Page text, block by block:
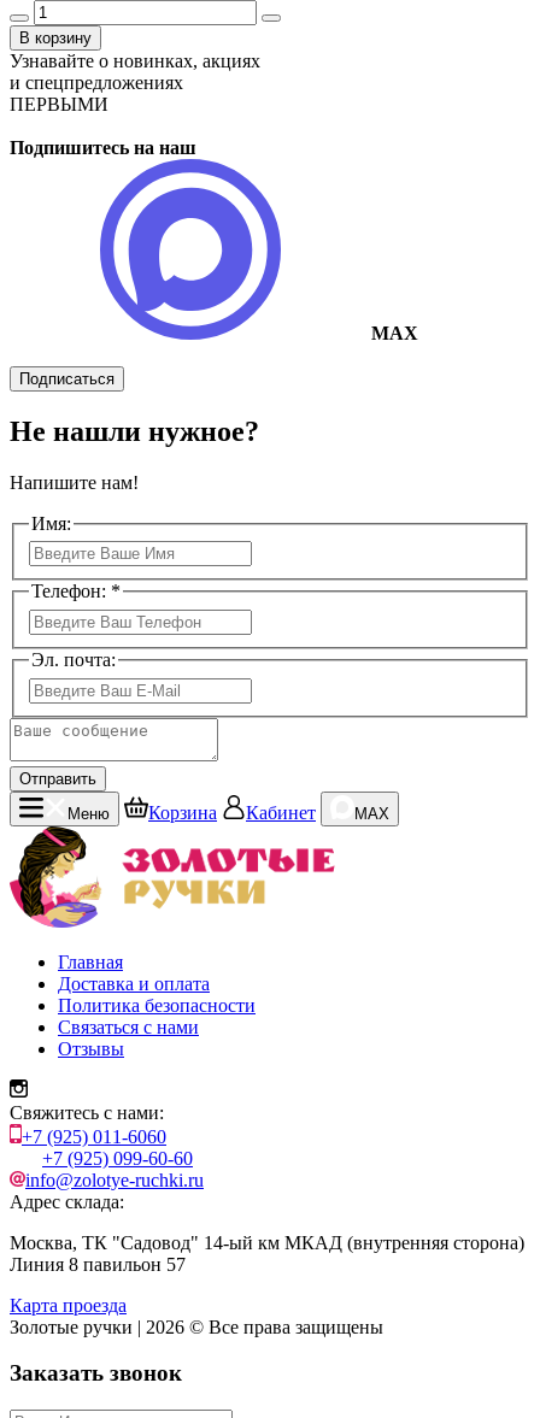
В корзину
Узнавайте о новинках, акциях
и спецпредложениях
ПЕРВЫМИ
Подпишитесь на наш
MAX
Подписаться
Не нашли нужное?
Напишите нам!
Имя:
Телефон: *
Эл. почта:
Отправить
Меню
Корзина Кабинет MAX
Главная
Доставка и оплата
Политика безопасности
Связаться с нами
Отзывы
Свяжитесь с нами:
+7 (925) 011-6060
+7 (925) 099-60-60
info@zolotye-ruchki.ru
Адрес склада:
Москва, ТК "Садовод" 14-ый км МКАД (внутренняя сторона)
Линия 8 павильон 57
Карта проезда
Золотые ручки | 2026 © Все права защищены
Заказать звонок